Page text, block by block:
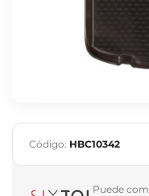
Código: HBC10342
Puede